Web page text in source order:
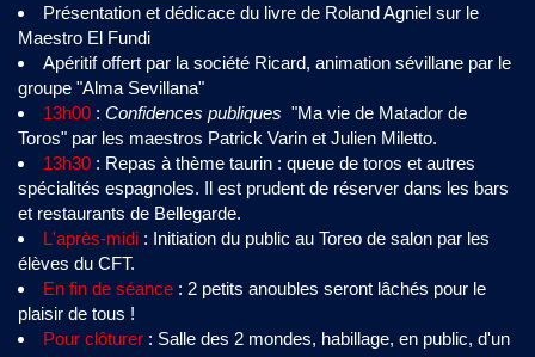
Présentation et dédicace du livre de Roland Agniel sur le
Maestro El Fundi
Apéritif offert par la société Ricard, animation sévillane par le
groupe "Alma Sevillana"
13h00 : Confidences publiques "Ma vie de Matador de
Toros" par les maestros Patrick Varin et Julien Miletto.
13h30 : Repas à thème taurin : queue de toros et autres
spécialités espagnoles. Il est prudent de réserver dans les bars
et restaurants de Bellegarde.
L'après-midi : Initiation du public au Toreo de salon par les
élèves du CFT.
En fin de séance : 2 petits anoubles seront lâchés pour le
plaisir de tous !
Pour clôturer : Salle des 2 mondes, habillage, en public, d'un